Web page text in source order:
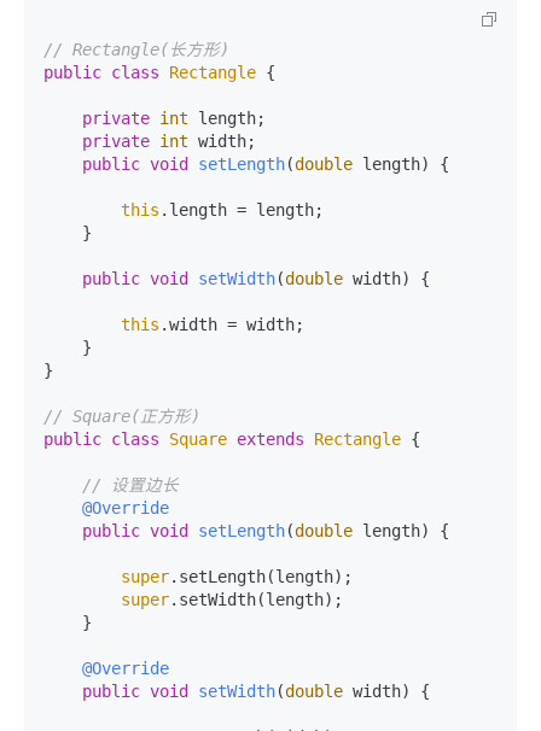
// Rectangle(长方形)
public class Rectangle {
private int length;
private int width;
public void setLength(double length) {
this .length = length;
public void setWidth(double width) {
this .width = width;
}
// Square(正方形)
public class Square extends Rectangle {
// 设置边长
@Override
public void setLength(double length) {
super.setLength(length);
super.setWidth(length);
@Override
public void setWidth(double width) {